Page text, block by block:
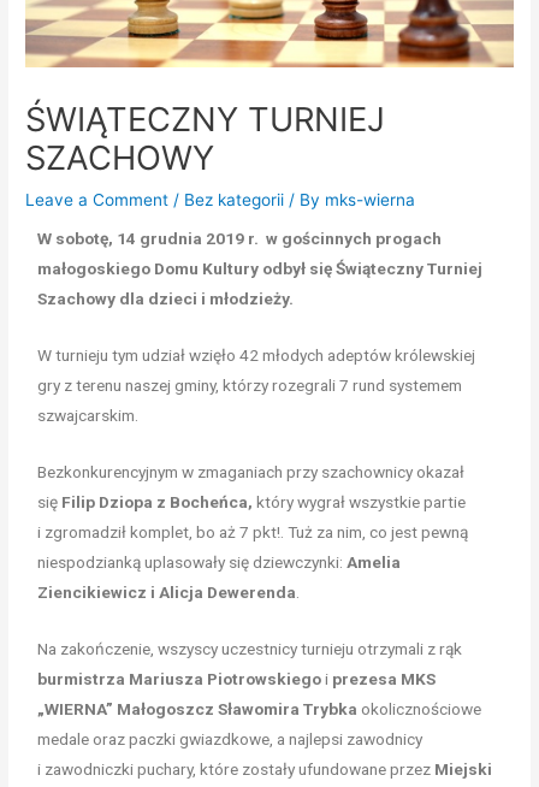
ŚWIĄTECZNY TURNIEJ
SZACHOWY
Leave a Comment / Bez kategorii / By mks-wierna
W sobotę, 14 grudnia 2019 r. w gościnnych progach
małogoskiego Domu Kultury odbył się Świąteczny Turniej
Szachowy dla dzieci i młodzieży.
W turnieju tym udział wzięło 42 młodych adeptów królewskiej
gry zterenu naszej gminy, którzy rozegrali 7 rund systemem
szwajcarskim.
Bezkonkurencyjnym w zmaganiach przy szachownicy okazał
się Filip Dziopa z Bocheńca, który wygrał wszystkie partie
i zgromadził komplet, bo aż 7 pkt!. Tuż za nim, co jest pewną
niespodzianką uplasowały się dziewczynki: Amelia
Ziencikiewicz i Alicja Dewerenda
Na zakończenie, wszyscy uczestnicy turnieju otrzymali z rąk
burmistrza Mariusza Piotrowskiegoi prezesa MKS
„WIERNA” Małogoszcz Sławomira Trybka okolicznościowe
medale oraz paczki gwiazdkowe, a najlepsi zawodnicy
i zawodniczki puchary, które zostały ufundowane przez Miejski